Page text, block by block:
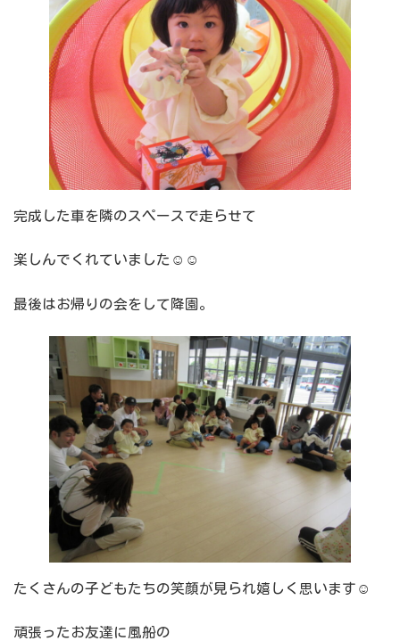
完成した車を隣のスペースで走らせて
楽しんでくれていました☺☺
最後はお帰りの会をして降園。
たくさんの子どもたちの笑顔が見られ嬉しく思います☺
頑張ったお友達に風船の